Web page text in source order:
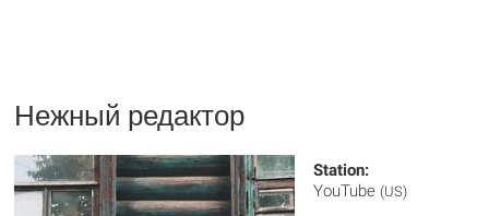
Нежный редактор
Station:
YouTube (US)